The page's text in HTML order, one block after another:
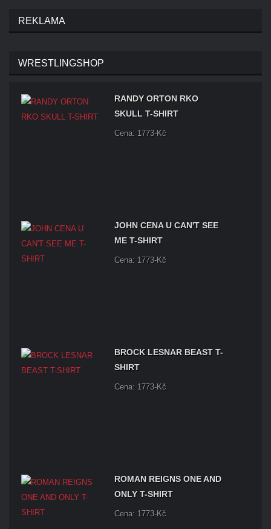
REKLAMA
WRESTLINGSHOP
RANDY ORTON RKO
SKULL T-SHIRT
Cena: 1773-Kč
JOHN CENA U CAN'T SEE
ME T-SHIRT
Cena: 1773-Kč
BROCK LESNAR BEAST T-
SHIRT
Cena: 1773-Kč
ROMAN REIGNS ONE AND
ONLY T-SHIRT
Cena: 1773-Kč